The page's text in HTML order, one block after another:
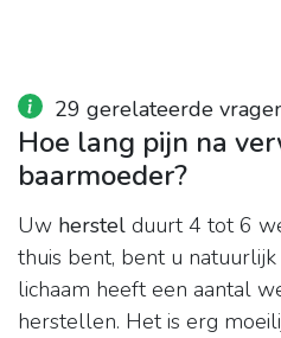
29 gerelateerde
Hoe lang pijn na
baarmoeder?
Uw herstel duurt 4 tot 6
thuis bent, bent u
lichaam heeft een aantal
herstellen. Het is erg